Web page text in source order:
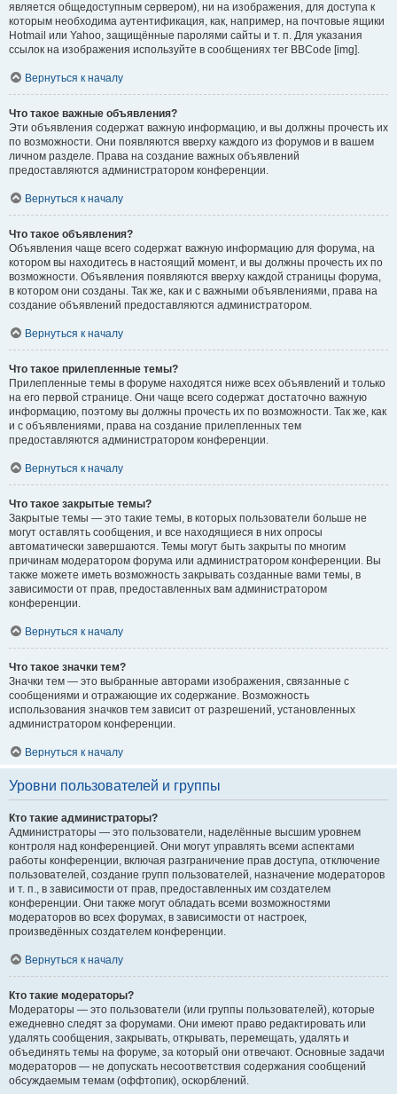
является общедоступным сервером), ни на изображения, для доступа к
которым необходима аутентификация, как, например, на почтовые ящики
Hotmail или Yahoo, защищённые паролями сайты и т. п. Для указания
ссылок на изображения используйте в сообщениях тег BBCode [img].
Вернуться к началу
Что такое важные объявления?
Эти объявления содержат важную информацию, и вы должны прочесть их
по возможности. Они появляются вверху каждого из форумов и в вашем
личном разделе. Права на создание важных объявлений
предоставляются администратором конференции.
Вернуться к началу
Что такое объявления?
Объявления чаще всего содержат важную информацию для форума, на
котором вы находитесь в настоящий момент, и вы должны прочесть их по
возможности. Объявления появляются вверху каждой страницы форума,
в котором они созданы. Так же, как и с важными объявлениями, права на
создание объявлений предоставляются администратором.
Вернуться к началу
Что такое прилепленные темы?
Прилепленные темы в форуме находятся ниже всех объявлений и только
на его первой странице. Они чаще всего содержат достаточно важную
информацию, поэтому вы должны прочесть их по возможности. Так же, как
и с объявлениями, права на создание прилепленных тем
предоставляются администратором конференции.
Вернуться к началу
Что такое закрытые темы?
Закрытые темы — это такие темы, в которых пользователи больше не
могут оставлять сообщения, и все находящиеся в них опросы
автоматически завершаются. Темы могут быть закрыты по многим
причинам модератором форума или администратором конференции. Вы
также можете иметь возможность закрывать созданные вами темы, в
зависимости от прав, предоставленных вам администратором
конференции.
Вернуться к началу
Что такое значки тем?
Значки тем — это выбранные авторами изображения, связанные с
сообщениями и отражающие их содержание. Возможность
использования значков тем зависит от разрешений, установленных
администратором конференции.
Вернуться к началу
Уровни пользователей и группы
Кто такие администраторы?
Администраторы — это пользователи, наделённые высшим уровнем
контроля над конференцией. Они могут управлять всеми аспектами
работы конференции, включая разграничение прав доступа, отключение
пользователей, создание групп пользователей, назначение модераторов
и т. п., в зависимости от прав, предоставленных им создателем
конференции. Они также могут обладать всеми возможностями
модераторов во всех форумах, в зависимости от настроек,
произведённых создателем конференции.
Вернуться к началу
Кто такие модераторы?
Модераторы — это пользователи (или группы пользователей), которые
ежедневно следят за форумами. Они имеют право редактировать или
удалять сообщения, закрывать, открывать, перемещать, удалять и
объединять темы на форуме, за который они отвечают. Основные задачи
модераторов — не допускать несоответствия содержания сообщений
обсуждаемым темам (оффтопик), оскорблений.